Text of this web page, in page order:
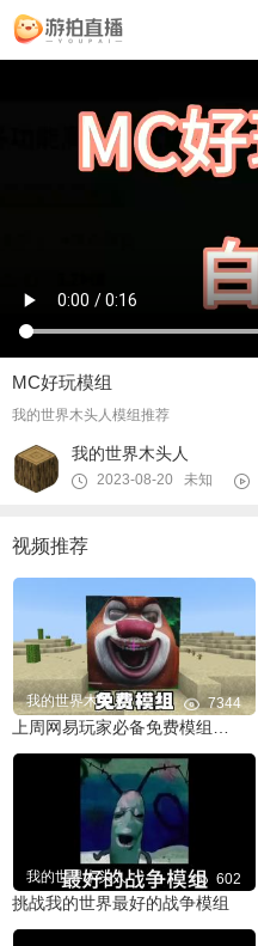
MC好玩模组
我的世界木头人模组推荐
我的世界木头人
2023-08-20 未知
视频推荐
我的世界木头人 7344
我的世界木头人 602
挑战我的世界最好的战争模组